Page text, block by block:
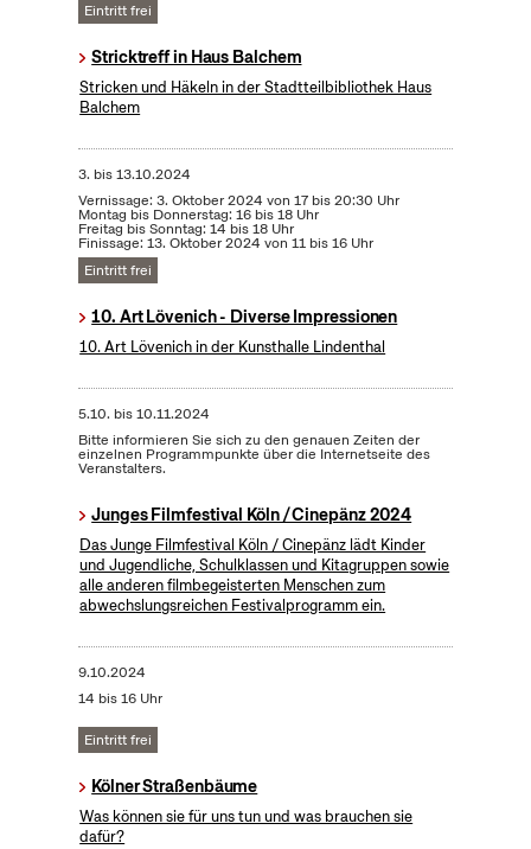
Eintritt frei
Stricktreff in Haus Balchem
Stricken und Häkeln in der Stadtteilbibliothek Haus
Balchem
3. bis13.10.2024
Vernissage: 3. Oktober 2024 von 17 bis 20:30 Uhr
Montag bis Donnerstag: 16 bis 18 Uhr
Freitag bis Sonntag: 14 bis 18 Uhr
Finissage: 13. Oktober 2024 von 11 bis 16 Uhr
Eintritt frei
10. Art Lövenich - Diverse Impressionen
10. Art Lövenich in der Kunsthalle Lindenthal
5.10. bis10.11.2024
Bitte informieren Sie sich zu den genauen Zeiten der
einzelnen Programmpunkte über die Internetseite des
Veranstalters.
Junges Filmfestival Köln / Cinepänz 2024
Das Junge Filmfestival Köln / Cinepänz lädt Kinder
und Jugendliche, Schulklassen und Kitagruppen sowie
alle anderen filmbegeisterten Menschen zum
abwechslungsreichen Festivalprogramm ein.
9.10.2024
14 bis 16 Uhr
Eintritt frei
Kölner Straßenbäume
Was können sie für uns tun und was brauchen sie
dafür?